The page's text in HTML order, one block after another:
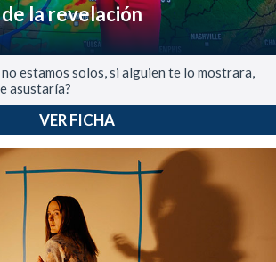
la revelación
estamos solos, si alguien te lo mostrara,
asustaría?
VER FICHA